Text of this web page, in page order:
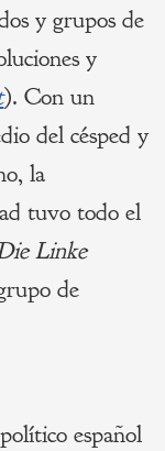
y grupos de
y
). Con un
del césped y
la
tuvo todo el
Linke
de
español